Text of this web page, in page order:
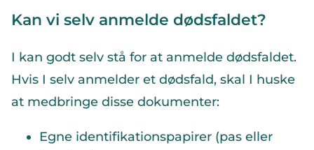
Kan vi selv anmelde dødsfaldet?
I kan godt selv stå for at anmelde dødsfaldet.
Hvis I selv anmelder et dødsfald, skal I huske
at medbringe disse dokumenter:
Egne identifikationspapirer (pas eller